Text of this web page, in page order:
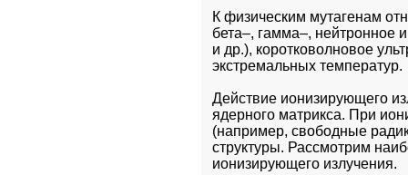
К физическим мутагенам
бета–, гамма–, нейтронное
и др.), коротковолновое
экстремальных температур.
Действие ионизирующего
ядерного матрикса. При
(например, свободные
структуры. Рассмотрим
ионизирующего излучения.